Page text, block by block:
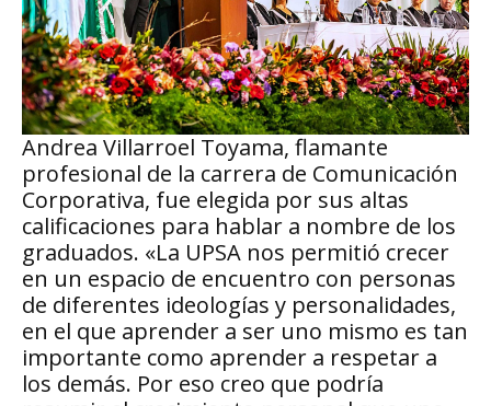
Andrea Villarroel Toyama, flamante
profesional de la carrera de Comunicación
Corporativa, fue elegida por sus altas
calificaciones para hablar a nombre de los
graduados. «La UPSA nos permitió crecer
en un espacio de encuentro con personas
de diferentes ideologías y personalidades,
en el que aprender a ser uno mismo es tan
importante como aprender a respetar a
los demás. Por eso creo que podría